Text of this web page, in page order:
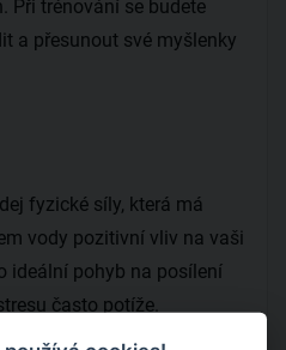
Při trénování se budete
a přesunout své myšlenky
fyzické síly, která má
vody pozitivní vliv na vaši
ideální pohyb na posílení
často potíže.